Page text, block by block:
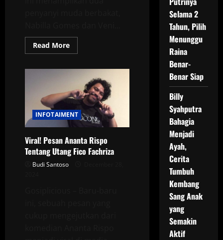
Read MoreRead
more
Gomes
Veni
Nur
Jakarta:
Reaksi
Tak
Terduga
INFOTAIMENT
Viral! Pesan Ananta Rispo
Tentang Utang Fico Fachriza
Budi Santoso
Selama 2
Tahun, Pilih
Menunggu
Raina
Benar-
Benar Siap
Billy
Syahputra
Bahagia
Menjadi
Ayah,
Cerita
Tumbuh
Kembang
Sang Anak
yang
Semakin
Aktif